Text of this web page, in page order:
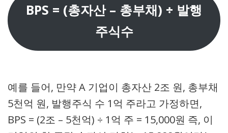
BPS = (총자산 – 총부채) ÷ 발행
주식수
예를 들어, 만약 A 기업이 총자산 2조 원, 총부채
5천억 원, 발행주식 수 1억 주라고 가정하면,
BPS = (2조 – 5천억) ÷ 1억 주 = 15,000원 즉, 이